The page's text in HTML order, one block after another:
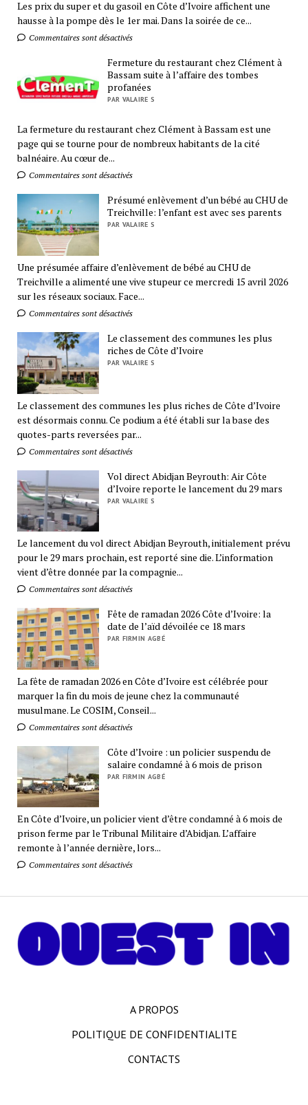
Les prix du super et du gasoil en Côte d’Ivoire affichent une
hausse à la pompe dès le 1er mai. Dans la soirée de ce...
Commentaires sont désactivés
Fermeture du restaurant chez Clément à
Bassam suite à l’affaire des tombes
profanées
PAR VALAIRE S
La fermeture du restaurant chez Clément à Bassam est une
page qui se tourne pour de nombreux habitants de la cité
balnéaire. Au cœur de...
Commentaires sont désactivés
Présumé enlèvement d’un bébé au CHU de
Treichville: l’enfant est avec ses parents
PAR VALAIRE S
Une présumée affaire d’enlèvement de bébé au CHU de
Treichville a alimenté une vive stupeur ce mercredi 15 avril 2026
sur les réseaux sociaux. Face...
Commentaires sont désactivés
Le classement des communes les plus
riches de Côte d’Ivoire
PAR VALAIRE S
Le classement des communes les plus riches de Côte d’Ivoire
est désormais connu. Ce podium a été établi sur la base des
quotes-parts reversées par...
Commentaires sont désactivés
Vol direct Abidjan Beyrouth: Air Côte
d’Ivoire reporte le lancement du 29 mars
PAR VALAIRE S
Le lancement du vol direct Abidjan Beyrouth, initialement prévu
pour le 29 mars prochain, est reporté sine die. L’information
vient d’être donnée par la compagnie...
Commentaires sont désactivés
Fête de ramadan 2026 Côte d’Ivoire: la
date de l’aïd dévoilée ce 18 mars
PAR FIRMIN AGBÉ
La fête de ramadan 2026 en Côte d’Ivoire est célébrée pour
marquer la fin du mois de jeune chez la communauté
musulmane. Le COSIM, Conseil...
Commentaires sont désactivés
Côte d’Ivoire : un policier suspendu de
salaire condamné à 6 mois de prison
PAR FIRMIN AGBÉ
En Côte d’Ivoire, un policier vient d’être condamné à 6 mois de
prison ferme par le Tribunal Militaire d’Abidjan. L’affaire
remonte à l’année dernière, lors...
Commentaires sont désactivés
A PROPOS
POLITIQUE DE CONFIDENTIALITE
CONTACTS